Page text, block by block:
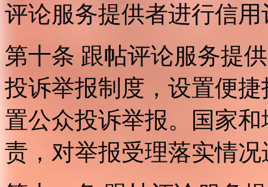
评论服务提供者进行信用
第十条 跟帖评论服务提
投诉举报制度，设置便
置公众投诉举报。国家
责，对举报受理落实情